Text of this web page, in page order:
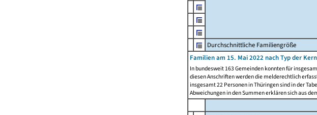
Durchschnittliche Familiengröße
Familien am 15. Mai 2022 nach Typ der
In bundesweit 163 Gemeinden konnten für
diesen Anschriften werden die melderechtlich
insgesamt 22 Personen in Thüringen sind in der
Abweichungen in den Summen erklären sich aus